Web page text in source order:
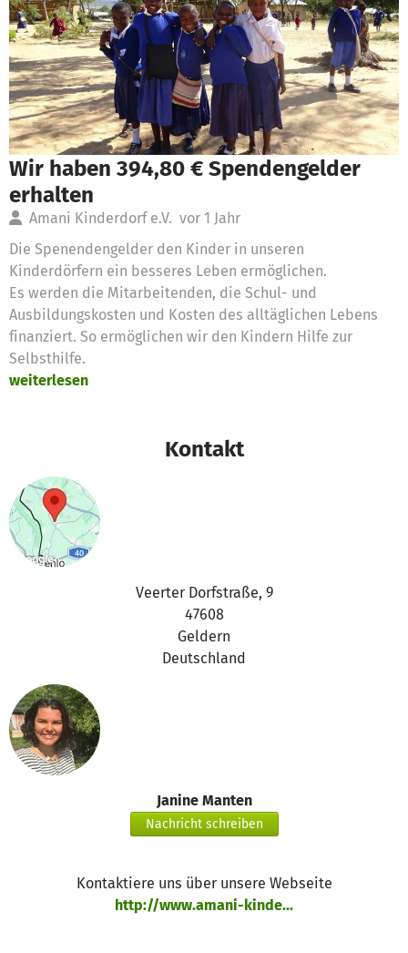
Wir haben 394,80 € Spendengelder
erhalten
Amani Kinderdorf e.V. vor 1 Jahr
Die Spenendengelder den Kinder in unseren
Kinderdörfern ein besseres Leben ermöglichen.
Es werden die Mitarbeitenden, die Schul- und
Ausbildungskosten und Kosten des alltäglichen Lebens
finanziert. So ermöglichen wir den Kindern Hilfe zur
Selbsthilfe.
weiterlesen
Kontakt
Veerter Dorfstraße, 9
47608
Geldern
Deutschland
Janine Manten
Nachricht schreiben
Kontaktiere uns über unsere Webseite
http://www.amani-kinde...